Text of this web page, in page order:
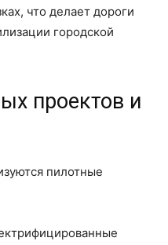
что делает дороги
городской
проектов и
пилотные